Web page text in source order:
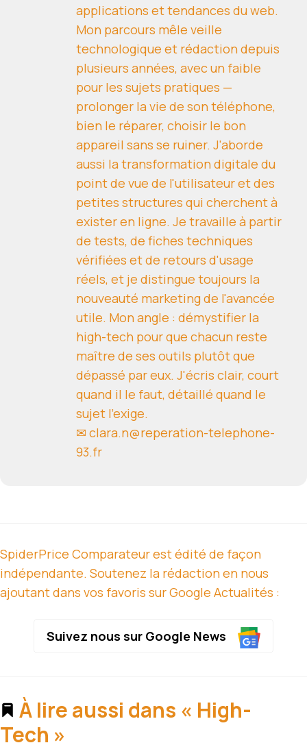
applications et tendances du web.
Mon parcours mêle veille
technologique et rédaction depuis
plusieurs années, avec un faible
pour les sujets pratiques —
prolonger la vie de son téléphone,
bien le réparer, choisir le bon
appareil sans se ruiner. J'aborde
aussi la transformation digitale du
point de vue de l'utilisateur et des
petites structures qui cherchent à
exister en ligne. Je travaille à partir
de tests, de fiches techniques
vérifiées et de retours d'usage
réels, et je distingue toujours la
nouveauté marketing de l'avancée
utile. Mon angle : démystifier la
high-tech pour que chacun reste
maître de ses outils plutôt que
dépassé par eux. J'écris clair, court
quand il le faut, détaillé quand le
sujet l'exige.
✉ clara.n@reperation-telephone-
93.fr
SpiderPrice Comparateur est édité de façon
indépendante. Soutenez la rédaction en nous
ajoutant dans vos favoris sur Google Actualités :
Suivez nous sur Google News
À lire aussi dans « High-
Tech »